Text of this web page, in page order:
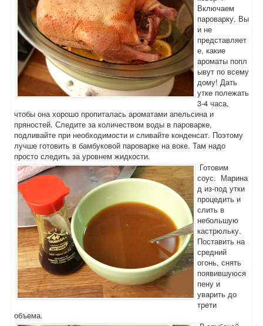
Включаем
пароварку. Вы
и не
представляет
е, какие
ароматы попл
ывут по всему
дому! Дать
утке полежать
3-4 часа,
чтобы она хорошо пропиталась ароматами апельсина и
пряностей. Следите за количеством воды в пароварке,
подливайте при необходимости и сливайте конденсат. Поэтому
лучше готовить в бамбуковой пароварке на воке. Там надо
просто следить за уровнем жидкости.
Готовим
соус. Марина
д из-под утки
процедить и
слить в
небольшую
кастрюльку.
Поставить на
средний
огонь, снять
появившуюся
пену и
уварить до
трети
объема.